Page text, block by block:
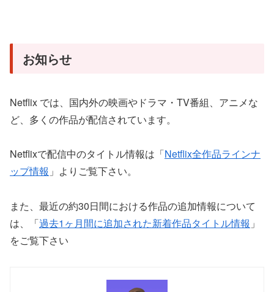
お知らせ
Netflix では、国内外の映画やドラマ・TV番組、アニメな
ど、多くの作品が配信されています。
Netflixで配信中のタイトル情報は「Netflix全作品ラインナ
ップ情報 」よりご覧下さい。
また、最近の約30日間における作品の追加情報について
は、「過去1ヶ月間に追加された新着作品タイトル情報 」
をご覧下さい